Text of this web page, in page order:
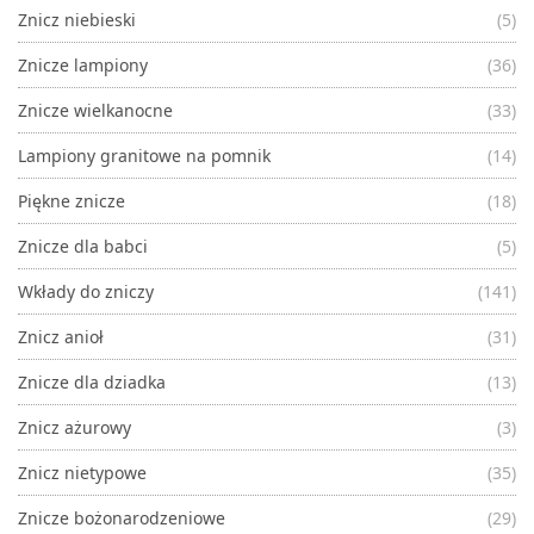
Znicz niebieski
(5)
Znicze lampiony
(36)
Znicze wielkanocne
(33)
Lampiony granitowe na pomnik
(14)
Piękne znicze
(18)
Znicze dla babci
(5)
Wkłady do zniczy
(141)
Znicz anioł
(31)
Znicze dla dziadka
(13)
Znicz ażurowy
(3)
Znicz nietypowe
(35)
Znicze bożonarodzeniowe
(29)